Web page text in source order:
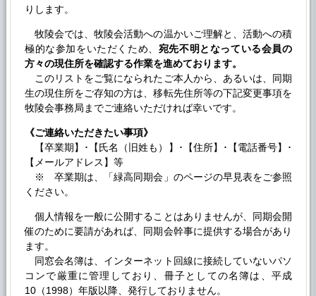
りします。
牧陵会では、牧陵会活動への温かいご理解と、活動への積
極的な参加をいただくため、 宛先不明となっている会員の
方々の現住所を確認する作業を進めております。
このリストをご覧になられたご本人から、あるいは、同期
生の現住所をご存知の方は、移転先住所等の下記変更事項を
牧陵会事務局までご連絡いただければ幸いです。
《ご連絡いただきたい事項》
【卒業期】･【氏名（旧姓も）】･【住所】･【電話番号】･
【メールアドレス】等
※ 卒業期は、「緑高同期会」のページの早見表をご参照
ください。
個人情報を一般に公開することはありませんが、同期会開
催のために要請があれば、同期会幹事に提供する場合があり
ます。
同窓会名簿は、インターネット回線に接続していないパソ
コンで厳重に管理しており、冊子としての名簿は、平成
10（1998）年版以降、発行しておりません。